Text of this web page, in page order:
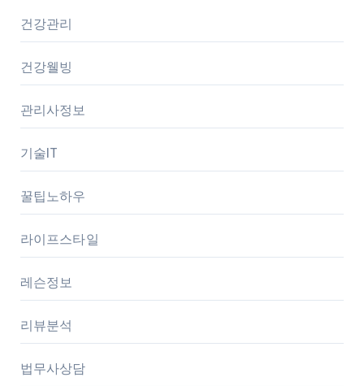
건강관리
건강웰빙
관리사정보
기술IT
꿀팁노하우
라이프스타일
레슨정보
리뷰분석
법무사상담